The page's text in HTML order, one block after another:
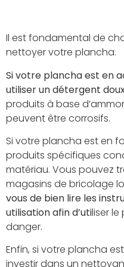
Il est fondamental de
nettoyer votre plancha.
Si votre plancha est en
utiliser un détergent
produits à base
peuvent être corrosifs.
Si votre plancha est en
produits spécifiques
matériau. Vous pouvez
magasins de bricolage
vous de bien lire les
utilisation afin d’utiliser
danger.
Enfin, si votre plancha
investir dans un